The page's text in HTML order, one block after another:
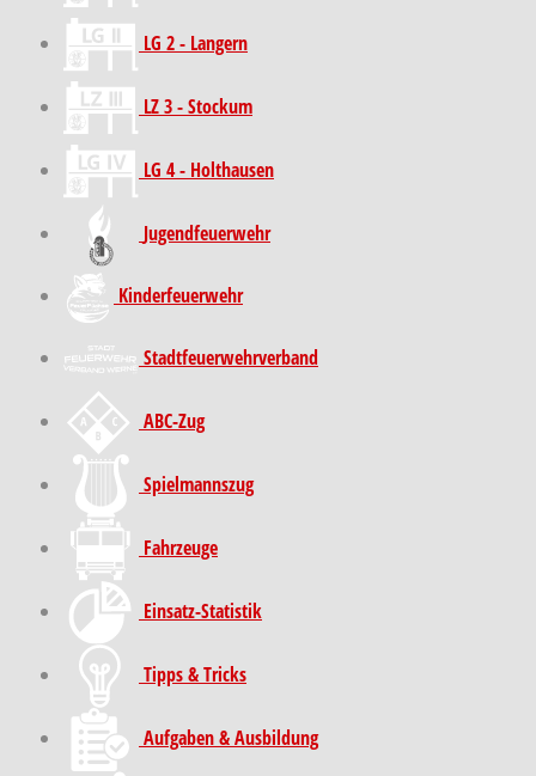
LG 2 - Langern
LZ 3 - Stockum
LG 4 - Holthausen
Jugendfeuerwehr
Kinder­feuer­wehr
Stadt­feuer­wehr­verband
ABC-Zug
Spielmannszug
Fahrzeuge
Einsatz-Statistik
Tipps & Tricks
Aufgaben & Ausbildung